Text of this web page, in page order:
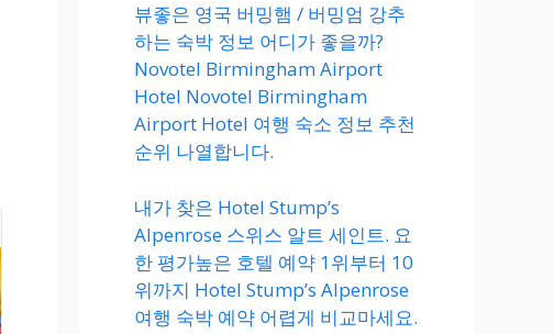
뷰좋은 영국 버밍햄 / 버밍엄 강추
하는 숙박 정보 어디가 좋을까?
Novotel Birmingham Airport
Hotel Novotel Birmingham
Airport Hotel 여행 숙소 정보 추천
순위 나열합니다.
내가 찾은 Hotel Stump’s
Alpenrose 스위스 알트 세인트. 요
한 평가높은 호텔 예약 1위부터 10
위까지 Hotel Stump’s Alpenrose
여행 숙박 예약 어렵게 비교마세요.